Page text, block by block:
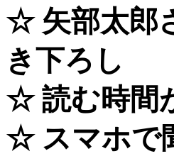
☆ 矢部太郎
き下ろし
☆ 読む時間
☆ スマホで